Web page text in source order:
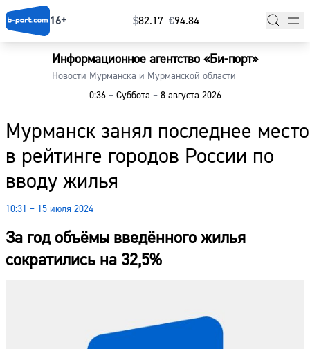
16+ $⁠82.17 €⁠94.84
Информационное агентство «Би-порт»
Новости Мурманска и Мурманской области
0:36 –Суббота –8 августа 2026
Мурманск занял последнее место
в рейтинге городов России по
вводу жилья
10:31 – 15 июля 2024
За год объёмы введённого жилья
сократились на 32,5%
Главная
Наши гости
Фоторепортажи
Погода
Курсы валют